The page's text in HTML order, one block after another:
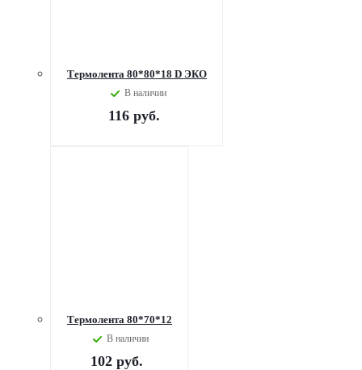
Термолента 80*80*18 D ЭКО
В наличии
116 руб.
Термолента 80*70*12
В наличии
102 руб.